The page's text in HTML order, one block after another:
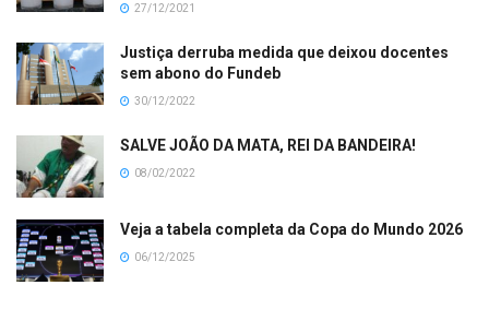
27/12/2021
Justiça derruba medida que deixou docentes
sem abono do Fundeb
30/12/2022
SALVE JOÃO DA MATA, REI DA BANDEIRA!
08/02/2022
Veja a tabela completa da Copa do Mundo 2026
06/12/2025